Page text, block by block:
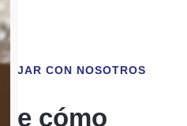
CON NOSOTROS
cómo